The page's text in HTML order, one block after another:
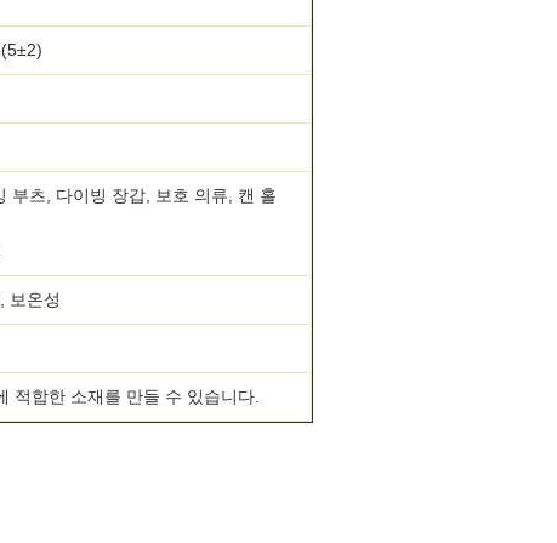
부츠, 다이빙 장갑, 보호 의류, 캔 홀
보온성
적합한 소재를 만들 수 있습니다.